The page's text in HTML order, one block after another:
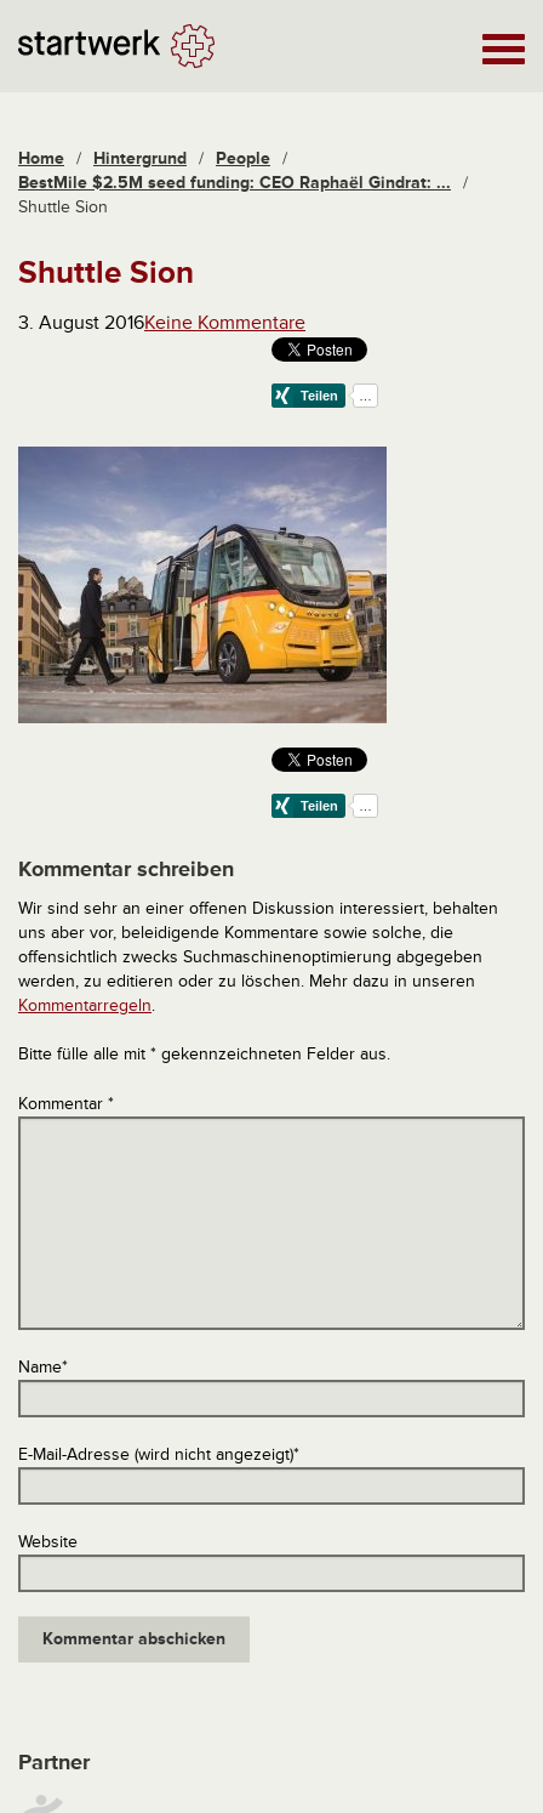
Home / Hintergrund / People /
BestMile $2.5M seed funding: CEO Raphaël Gindrat: ...
/
Shuttle Sion
Shuttle Sion
3. August 2016Keine Kommentare
Kommentar schreiben
Wir sind sehr an einer offenen Diskussion interessiert, behalten
uns aber vor, beleidigende Kommentare sowie solche, die
offensichtlich zwecks Suchmaschinenoptimierung abgegeben
werden, zu editieren oder zu löschen. Mehr dazu in unseren
Kommentarregeln.
Bitte fülle alle mit * gekennzeichneten Felder aus.
Kommentar *
Name*
E-Mail-Adresse (wird nicht angezeigt)*
Website
Partner